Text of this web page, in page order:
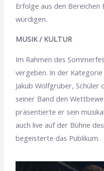
Erfolge aus den
würdigen.
MUSIK / KULTUR
Im Rahmen des
vergeben. In der
Jakub Wolfgruber, Schüler
seiner Band den
präsentierte er sein
auch live auf der Bühne
begeisterte das Publikum.